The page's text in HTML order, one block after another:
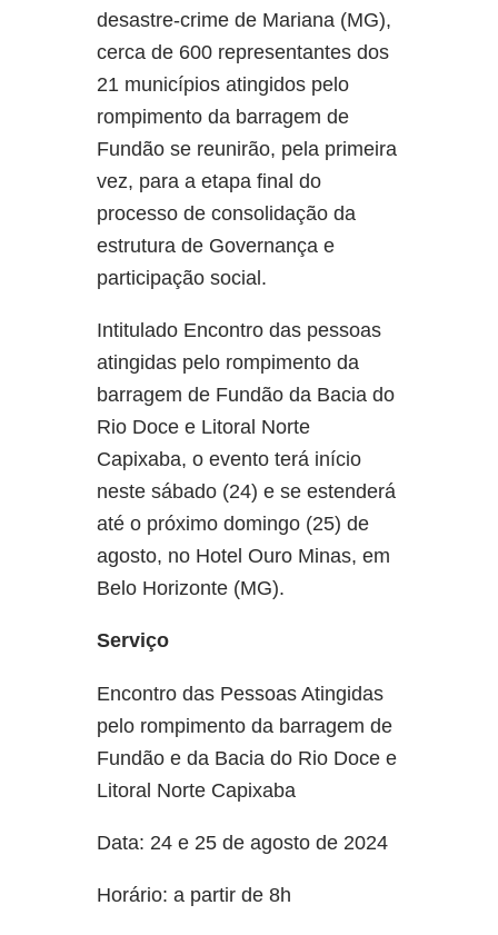
desastre-crime de Mariana (MG),
cerca de 600 representantes dos
21 municípios atingidos pelo
rompimento da barragem de
Fundão se reunirão, pela primeira
vez, para a etapa final do
processo de consolidação da
estrutura de Governança e
participação social.
Intitulado Encontro das pessoas
atingidas pelo rompimento da
barragem de Fundão da Bacia do
Rio Doce e Litoral Norte
Capixaba, o evento terá início
neste sábado (24) e se estenderá
até o próximo domingo (25) de
agosto, no Hotel Ouro Minas, em
Belo Horizonte (MG).
Serviço
Encontro das Pessoas Atingidas
pelo rompimento da barragem de
Fundão e da Bacia do Rio Doce e
Litoral Norte Capixaba
Data: 24 e 25 de agosto de 2024
Horário: a partir de 8h